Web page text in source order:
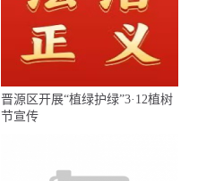
晋源区开展“植绿护绿”3·12植树
节宣传